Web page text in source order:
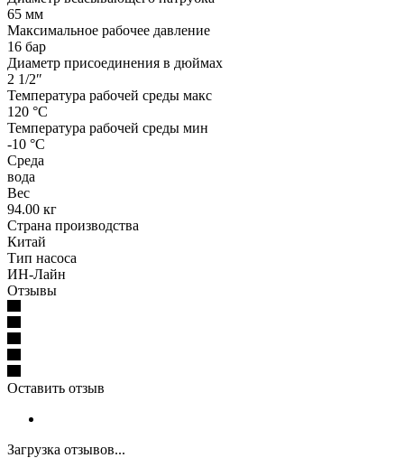
65 мм
Максимальное рабочее давление
16 бар
Диаметр присоединения в дюймах
2 1/2″
Температура рабочей среды макс
120 °С
Температура рабочей среды мин
-10 °С
Среда
вода
Вес
94.00 кг
Страна производства
Китай
Тип насоса
ИН-Лайн
Отзывы
Оставить отзыв
Загрузка отзывов...